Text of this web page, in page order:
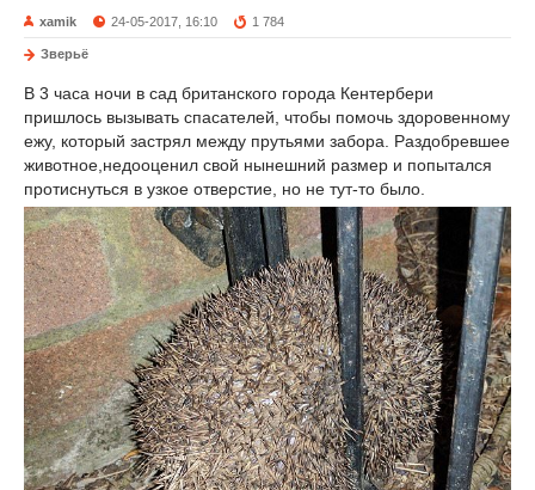
xamik 24-05-2017, 16:10 1 784
Зверьё
В 3 часа ночи в сад британского города Кентербери
пришлось вызывать спасателей, чтобы помочь здоровенному
ежу, который застрял между прутьями забора. Раздобревшее
животное,недооценил свой нынешний размер и попытался
протиснуться в узкое отверстие, но не тут-то было.